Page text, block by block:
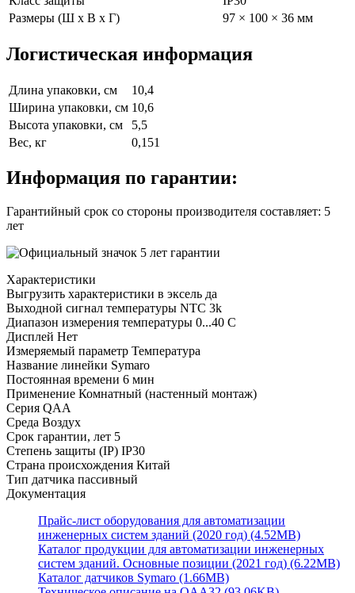
Размеры (Ш х В х Г)
97 × 100 × 36 мм
Логистическая информация
Длина упаковки, см
10,4
Ширина упаковки, см 10,6
Высота упаковки, см
5,5
Вес, кг
0,151
Информация по гарантии:
Гарантийный срок со стороны производителя составляет: 5
лет
Характеристики
Выгрузить характеристики в эксель да
Выходной сигнал температуры NTC 3k
Диапазон измерения температуры 0...40 C
Дисплей Нет
Измеряемый параметр Температура
Название линейки Symaro
Постоянная времени 6 мин
Применение Комнатный (настенный монтаж)
Серия QAA
Среда Воздух
Срок гарантии, лет 5
Степень защиты (IP) IP30
Страна происхождения Китай
Тип датчика пассивный
Документация
Прайс-лист оборудования для автоматизации
инженерных систем зданий (2020 год) (4.52MB)
Каталог продукции для автоматизации инженерных
систем зданий. Основные позиции (2021 год) (6.22MB)
Каталог датчиков Symaro (1.66MB)